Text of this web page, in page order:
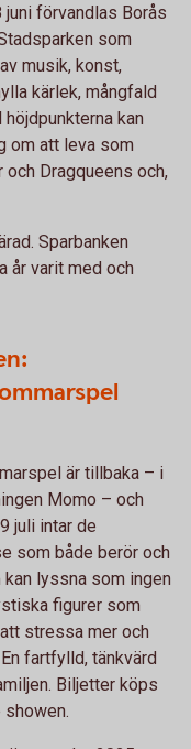
förvandlas Borås
som
musik, konst,
kärlek, mångfald
kan
om att leva som
och Dragqueens och,
Sparbanken
år varit med och
är tillbaka – i
Momo – och
juli intar de
som både berör och
lyssna som ingen
figurer som
stressa mer och
fartfylld, tänkvärd
Biljetter köps